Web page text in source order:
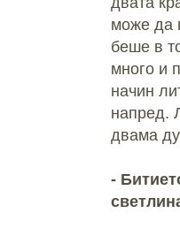
може да
беше в
много и
начин
напред.
двама
-